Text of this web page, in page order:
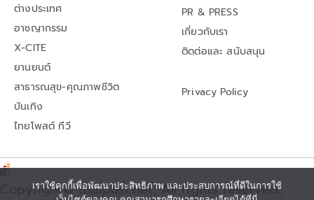
ต่างประเทศ
อาชญากรรม
X-CITE
ยานยนต์
สาธารณสุข-คุณภาพชีวิต
บันเทิง
ไทยโพสต์ ทีวี
PR & PRESS
เกี่ยวกับเรา
ติดต่อและ สนับสนุน
Privacy Policy
Copyright© thaipost.net, All rights reserved.,
เราใช้คุกกี้เพื่อพัฒนาประสิทธิภาพ และประสบการณ์ที่ดีในการใช้